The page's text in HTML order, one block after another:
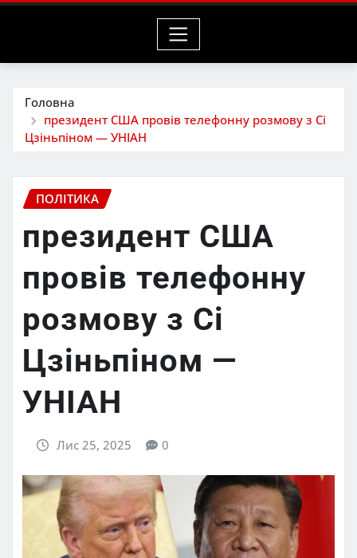
Головна
президент США провів телефонну розмову з Сі
Цзіньпіном — УНІАН
ПОЛІТИКА
президент США
провів телефонну
розмову з Сі
Цзіньпіном —
УНІАН
Лис 25, 2025 0